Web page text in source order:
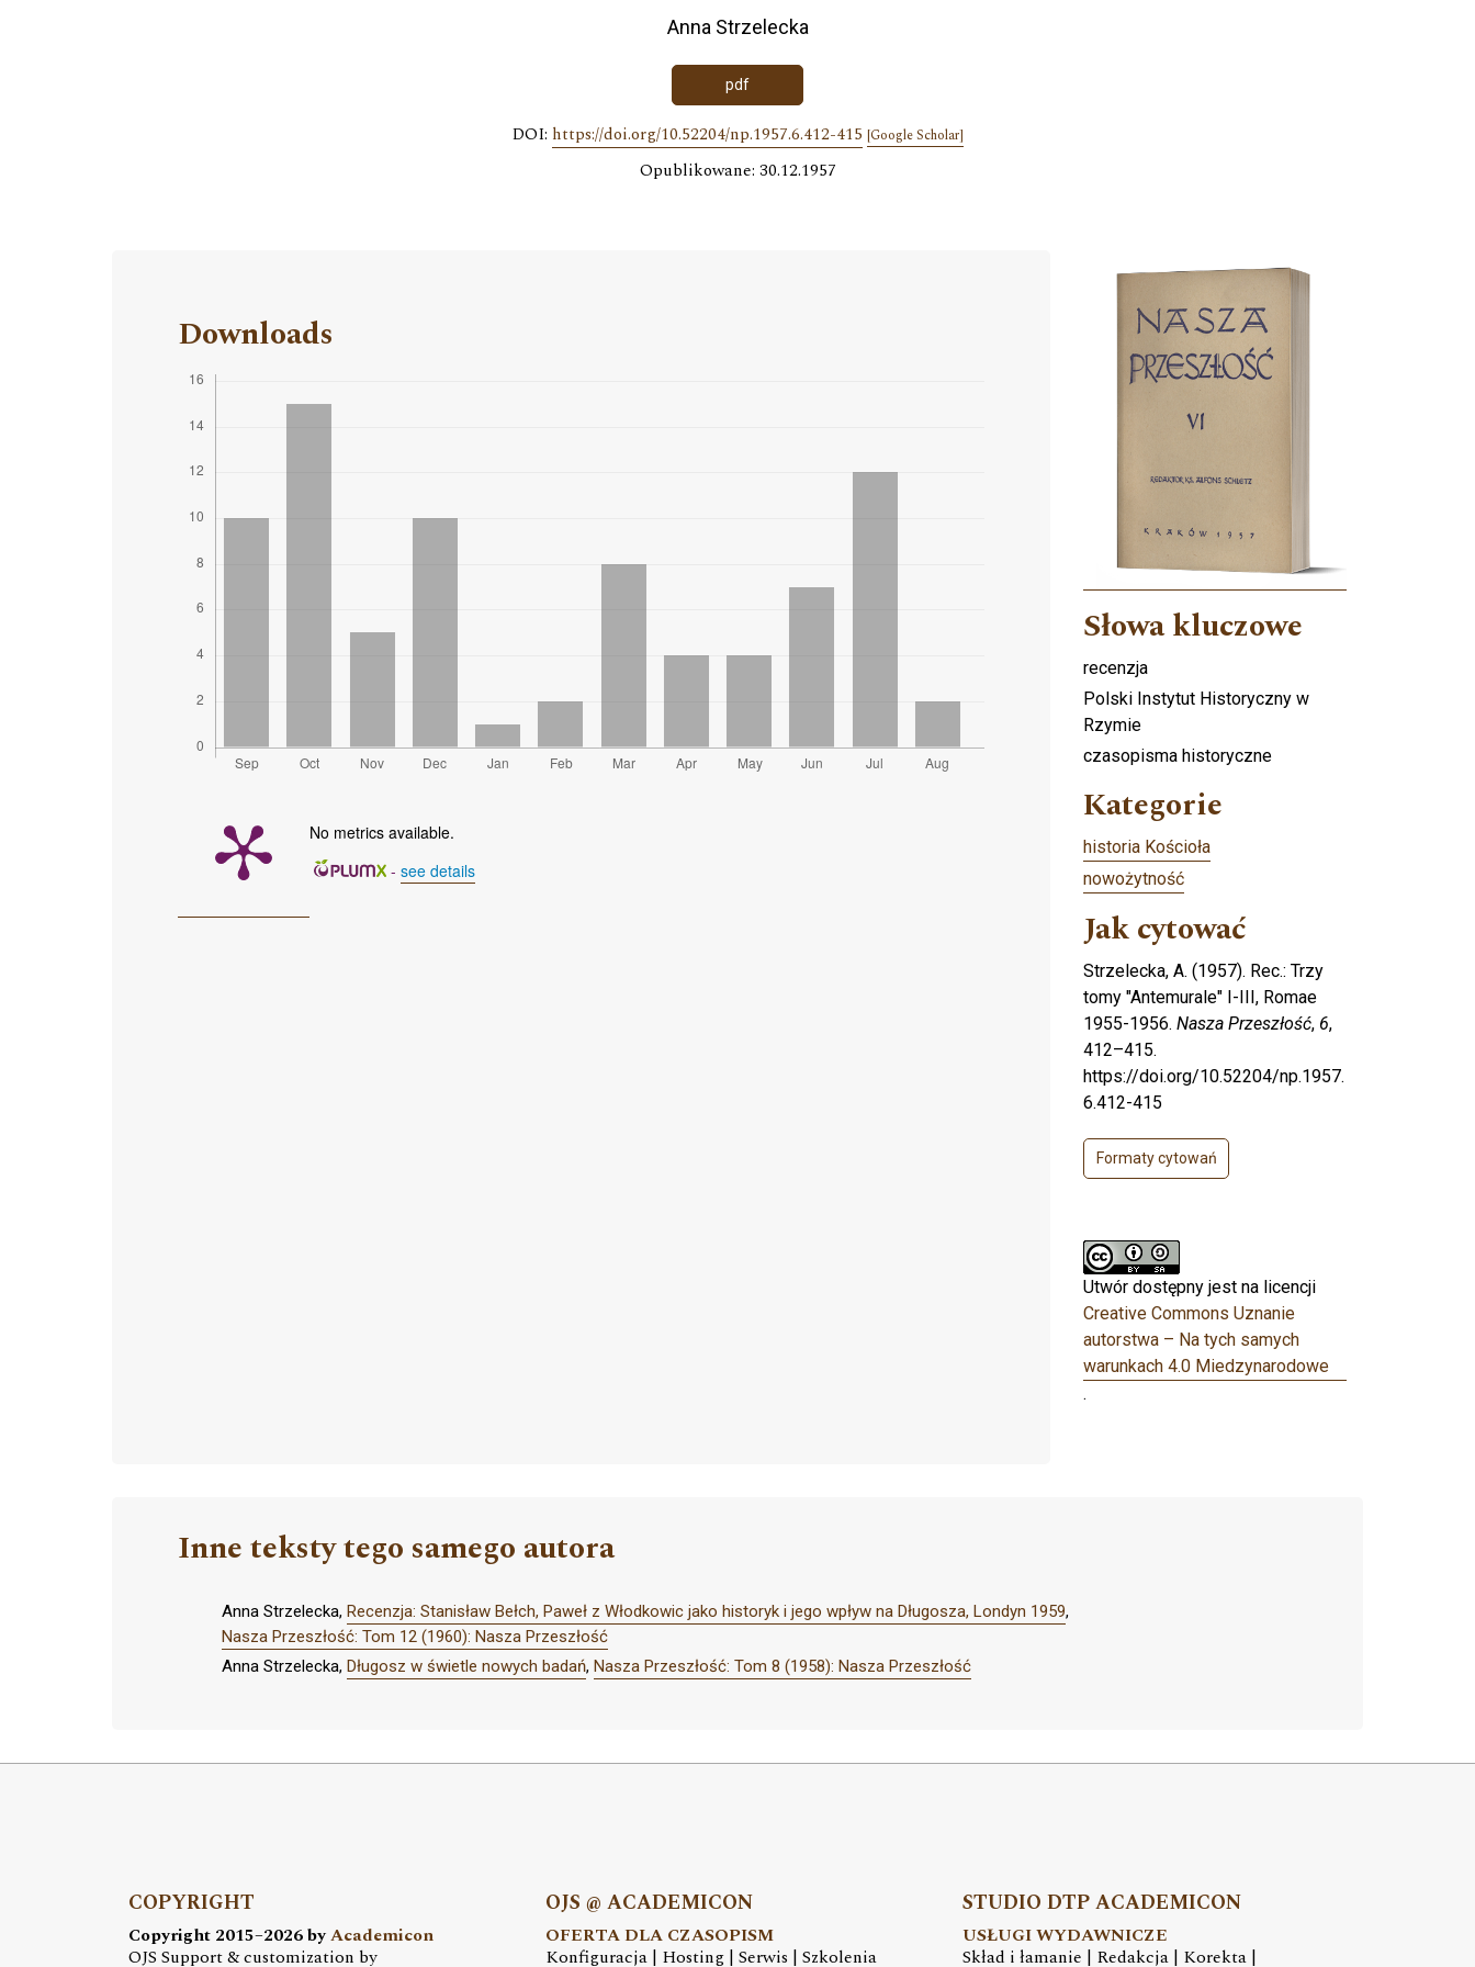
Anna Strzelecka
pdf
DOI: https://doi.org/10.52204/np.1957.6.412-415 [Google Scholar]
Opublikowane: 30.12.1957
Downloads
No metrics available.
- see details
Cover image
Słowa kluczowe
recenzja
Polski Instytut Historyczny w
Rzymie
czasopisma historyczne
Kategorie
historia Kościoła
nowożytność
Jak cytować
Strzelecka, A. (1957). Rec.: Trzy
tomy "Antemurale" I-III, Romae
1955-1956. Nasza Przeszłość, 6,
412–415.
https://doi.org/10.52204/np.1957.
6.412-415
Formaty cytowań
Utwór dostępny jest na licencji
Creative Commons Uznanie
autorstwa – Na tych samych
warunkach 4.0 Miedzynarodowe
.
Inne teksty tego samego autora
Anna Strzelecka, Recenzja: Stanisław Bełch, Paweł z Włodkowic jako historyk i jego wpływ na Długosza, Londyn 1959,
Nasza Przeszłość: Tom 12 (1960): Nasza Przeszłość
Anna Strzelecka, Długosz w świetle nowych badań, Nasza Przeszłość: Tom 8 (1958): Nasza Przeszłość
COPYRIGHT
Copyright 2015–2026 byAcademicon
OJS Support & customization by
OJS @ ACADEMICON
OFERTA DLA CZASOPISM
Konfiguracja | Hosting | Serwis | Szkolenia
STUDIO DTP ACADEMICON
USŁUGI WYDAWNICZE
Skład i łamanie | Redakcja | Korekta |